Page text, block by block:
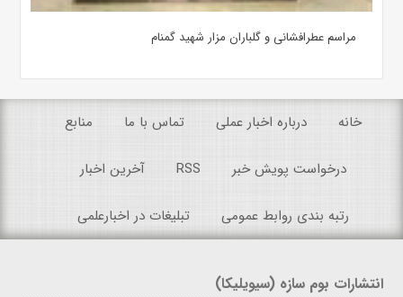
مراسم عطرافشانی و گلباران مزار شهید گمنام
خانه درباره اخبار عملی تماس با ما منابع
درخواست پویش خبر RSS آخرین اخبار
رتبه بندی روابط عمومی تبلیغات در اخبارعلمی
انتشارات بوم سازه (سیویلیکا)